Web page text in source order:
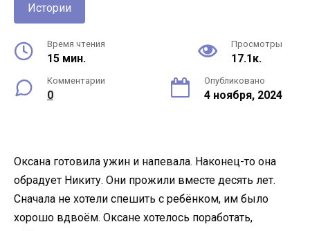
Истории
Время чтения
15 мин.
Просмотры
17.1к.
Комментарии
0
Опубликовано
4 ноября, 2024
Оксана готовила ужин и напевала. Наконец-то она
обрадует Никиту. Они прожили вместе десять лет.
Сначала не хотели спешить с ребёнком, им было
хорошо вдвоём. Оксане хотелось поработать,